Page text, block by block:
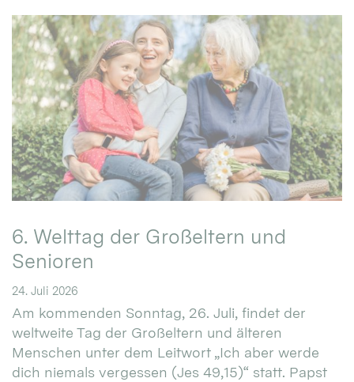
6. Welttag der Großeltern und
Senioren
24. Juli 2026
Am kommenden Sonntag, 26. Juli, findet der
weltweite Tag der Großeltern und älteren
Menschen unter dem Leitwort „Ich aber werde
dich niemals vergessen (Jes 49,15)“ statt. Papst